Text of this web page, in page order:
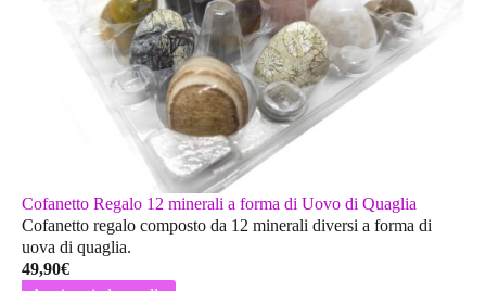
Cofanetto Regalo 12 minerali a forma di Uovo di Quaglia
Cofanetto regalo composto da 12 minerali diversi a forma di
uova di quaglia.
49,90€